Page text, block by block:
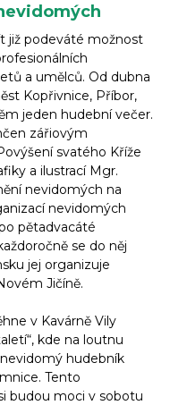
již podeváté možnost
a umělců. Od dubna
Kopřivnice, Příbor,
jeden hudební večer.
zářiovým
svatého Kříže
a ilustrací Mgr.
nevidomých na
nevidomých
pětadvacáté
se do něj
jej organizuje
Jičíně.
v Kavárně Vily
kde na loutnu
hudebník
Tento
budou moci v sobotu